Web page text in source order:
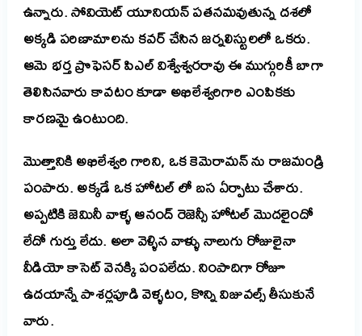
ఉన్నారు. సోవియెట్ యూనియన్ పతనమవుతున్న దశలో
అక్కడి పరిణామాలను కవర్ చేసిన జర్నలిస్టులలో ఒకరు.
ఆమె భర్త ప్రొఫెసర్ పిఎల్ విశ్వేశ్వరరావు ఈ ముగ్గురికీ బాగా
తెలిసినవారు కావటం కూడా అఖిలేశ్వరిగారి ఎంపికకు
కారణమై ఉంటుంది.
మొత్తానికి అఖిలేశ్వరి గారిని, ఒక కెమెరామన్ ను రాజమండ్రి
పంపారు. అక్కడే ఒక హోటల్ లో బసఏర్పాటుచేశారు.
అప్పటికి జెమినీ వాళ్ళ ఆనంద్ రెజెన్సీ హోటల్ మొదలైందో
లేదో గుర్తు లేదు. అలా వెళ్ళిన వాళ్ళు నాలుగు రోజులైనా
వీడియో కాసెట్ వెనక్కి పంపలేదు. నింపాదిగా రోజూ
ఉదయాన్నే పాశర్లపూడి వెళ్ళటం, కొన్ని విజువల్స్ తీసుకునే
వారు.